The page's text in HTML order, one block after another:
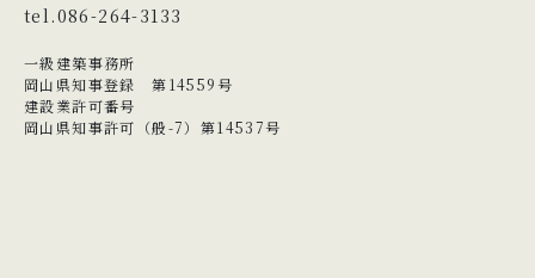
tel.086-264-3133
一級建築事務所
岡山県知事登録 第14559号
建設業許可番号
岡山県知事許可（般-7）第14537号